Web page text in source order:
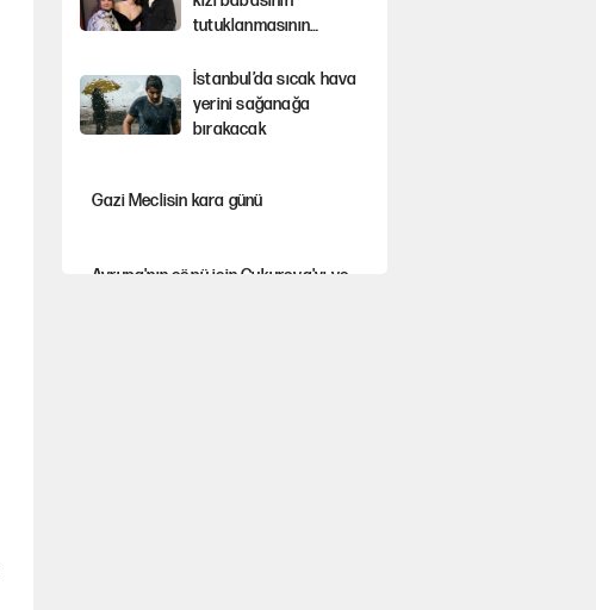
tutuklanmasının
İstanbul’da sıcak hava
yerini sağanağa
bırakacak
Gazi Meclisin kara günü
Avrupa'nın çöpü için Çukurova'yı ve